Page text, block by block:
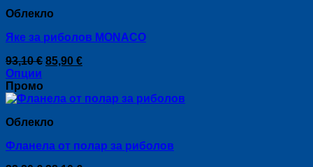
Облекло
Яке за риболов MONACO
93,10€ Original
93,10 €.
85,90 €Текущата
85,90 €.
Опции
This
product
multiple
The
Промо
Облекло
Фланела от полар за риболов